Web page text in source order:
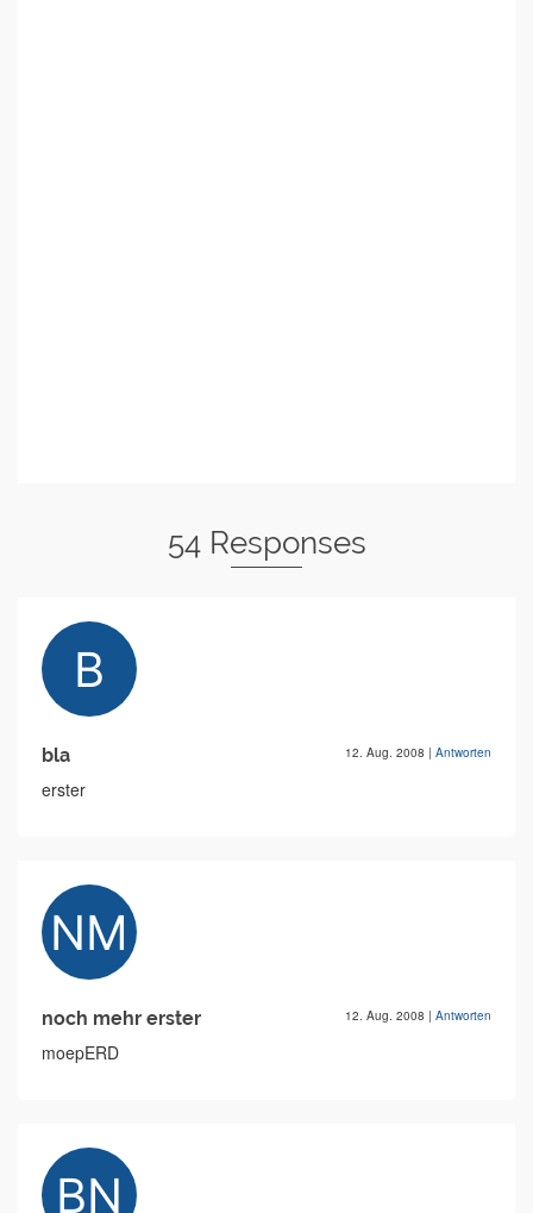
54 Responses
bla 12. Aug. 2008 | Antworten
erster
noch mehr erster 12. Aug. 2008 | Antworten
moepERD